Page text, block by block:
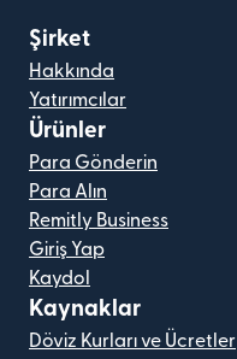
Şirket
Hakkında
Yatırımcılar
Ürünler
Para Gönderin
Para Alın
Remitly Business
Giriş Yap
Kaydol
Kaynaklar
Döviz Kurları ve Ücretler